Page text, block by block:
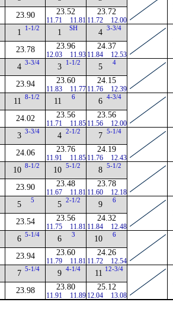
23.90 23.52
11.71 11.81
23.72
11.72 12.00
1 1-1/2
23.78
1 SH
23.96
12.03 11.93
4 3-3/4
24.37
11.84 12.53
4 3-3/4
23.94
3 1-1/2
23.60
11.83 11.77
5 4
24.15
11.76 12.39
11 8-1/2
24.02
11 6
23.56
11.71 11.85
6 4-3/4
23.56
11.56 12.00
3 3-3/4
24.06
4 2-1/2
23.76
11.91 11.85
7 5-1/4
24.19
11.76 12.43
10 8-1/2
23.90
10 5-1/2
23.48
11.67 11.81
8 5-1/2
23.78
11.60 12.18
5 5
23.54
5 2-1/2
23.56
11.75 11.81
9 6
24.32
11.84 12.48
6 5-1/4
23.94
6 3
23.60
11.79 11.81
10 6
24.26
11.72 12.54
7 5-1/4
23.98
9 4-1/4
23.80
11.91 11.89
11 12-3/4
25.12
12.04 13.08